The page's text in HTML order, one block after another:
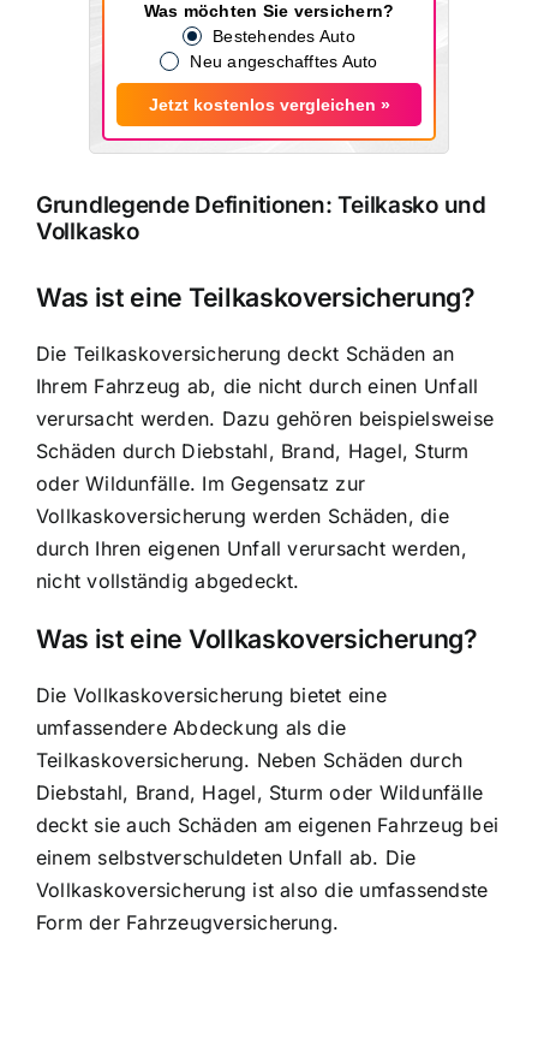
Was möchten Sie versichern?
Bestehendes Auto
Neu angeschafftes Auto
Jetzt kostenlos vergleichen »
Grundlegende Definitionen: Teilkasko und
Vollkasko
Was ist eine Teilkaskoversicherung?
Die Teilkaskoversicherung deckt Schäden an
Ihrem Fahrzeug ab, die nicht durch einen Unfall
verursacht werden. Dazu gehören beispielsweise
Schäden durch Diebstahl, Brand, Hagel, Sturm
oder Wildunfälle. Im Gegensatz zur
Vollkaskoversicherung werden Schäden, die
durch Ihren eigenen Unfall verursacht werden,
nicht vollständig abgedeckt.
Was ist eine Vollkaskoversicherung?
Die Vollkaskoversicherung bietet eine
umfassendere Abdeckung als die
Teilkaskoversicherung. Neben Schäden durch
Diebstahl, Brand, Hagel, Sturm oder Wildunfälle
deckt sie auch Schäden am eigenen Fahrzeug bei
einem selbstverschuldeten Unfall ab. Die
Vollkaskoversicherung ist also die umfassendste
Form der Fahrzeugversicherung.